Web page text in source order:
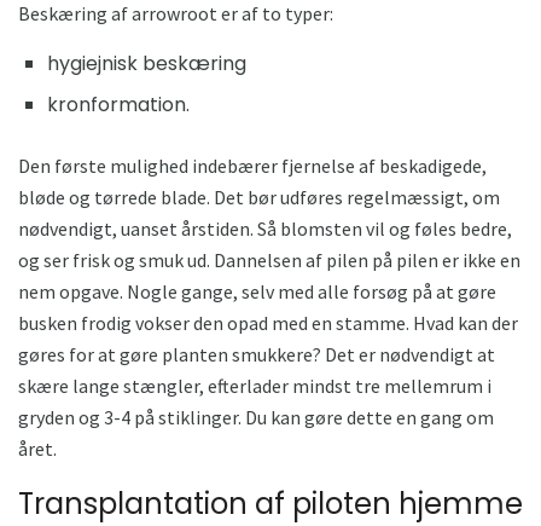
Beskæring af arrowroot er af to typer:
hygiejnisk beskæring
kronformation.
Den første mulighed indebærer fjernelse af beskadigede,
bløde og tørrede blade. Det bør udføres regelmæssigt, om
nødvendigt, uanset årstiden. Så blomsten vil og føles bedre,
og ser frisk og smuk ud. Dannelsen af ​​pilen på pilen er ikke en
nem opgave. Nogle gange, selv med alle forsøg på at gøre
busken frodig vokser den opad med en stamme. Hvad kan der
gøres for at gøre planten smukkere? Det er nødvendigt at
skære lange stængler, efterlader mindst tre mellemrum i
gryden og 3-4 på stiklinger. Du kan gøre dette en gang om
året.
Transplantation af piloten hjemme